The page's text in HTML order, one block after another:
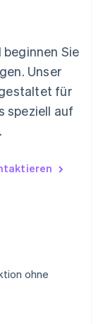
Sie
Unser
für
speziell auf
ohne